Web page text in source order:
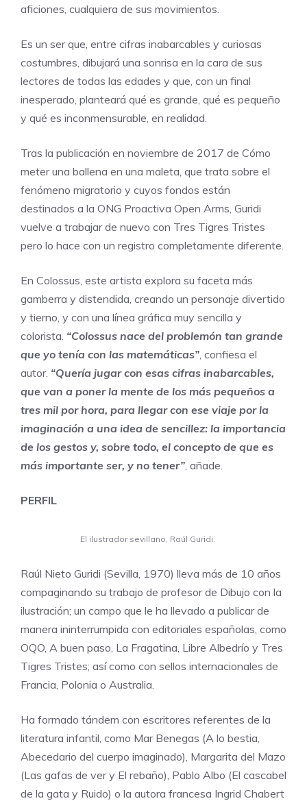
aficiones, cualquiera de sus movimientos.
Es un ser que, entre cifras inabarcables y curiosas
costumbres, dibujará una sonrisa en la cara de sus
lectores de todas las edades y que, con un final
inesperado, planteará qué es grande, qué es pequeño
y qué es inconmensurable, en realidad.
Tras la publicación en noviembre de 2017 de Cómo
meter una ballena en una maleta, que trata sobre el
fenómeno migratorio y cuyos fondos están
destinados a la ONG Proactiva Open Arms, Guridi
vuelve a trabajar de nuevo con Tres Tigres Tristes
pero lo hace con un registro completamente diferente.
En Colossus, este artista explora su faceta más
gamberra y distendida, creando un personaje divertido
y tierno, y con una línea gráfica muy sencilla y
colorista. “Colossus nace del problemón tan grande
que yo tenía con las matemáticas” , confiesa el
autor. “Quería jugar con esas cifras inabarcables,
que van a poner la mente de los más pequeños a
tres mil por hora, para llegar con ese viaje por la
imaginación a una idea de sencillez: la importancia
de los gestos y, sobre todo, el concepto de que es
más importante ser, y no tener” , añade.
PERFIL
El ilustrador sevillano, Raúl Guridi.
Raúl Nieto Guridi (Sevilla, 1970) lleva más de 10 años
compaginando su trabajo de profesor de Dibujo con la
ilustración; un campo que le ha llevado a publicar de
manera ininterrumpida con editoriales españolas, como
OQO, A buen paso, La Fragatina, Libre Albedrío y Tres
Tigres Tristes; así como con sellos internacionales de
Francia, Polonia o Australia.
Ha formado tándem con escritores referentes de la
literatura infantil, como Mar Benegas (A lo bestia,
Abecedario del cuerpo imaginado), Margarita del Mazo
(Las gafas de ver y El rebaño), Pablo Albo (El cascabel
de la gata y Ruido) o la autora francesa Ingrid Chabert